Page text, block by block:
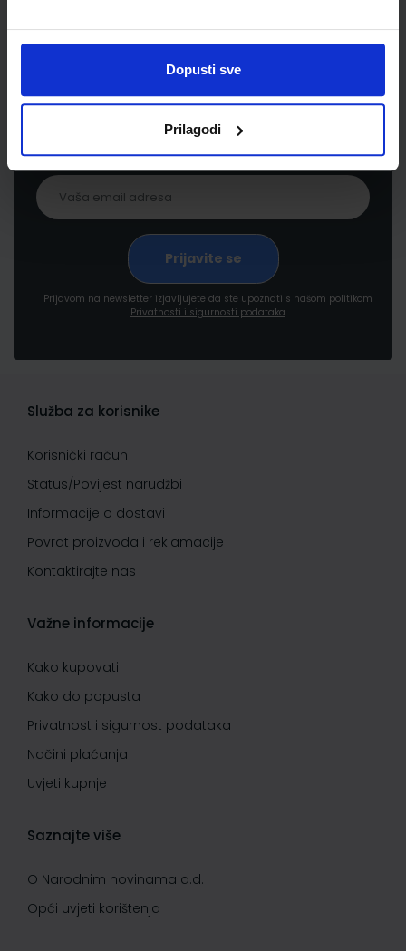
Dopusti sve
Prilagodi
Newsletter prijava
Prijavite se kako bi primali informacije o novim
proizvodima i uslugama, akcijama i drugim
pogodnostima
Prijavom na newsletter izjavljujete da ste upoznati s našom politikom
Privatnosti i sigurnosti podataka
Služba za korisnike
Korisnički račun
Status/Povijest narudžbi
Informacije o dostavi
Povrat proizvoda i reklamacije
Kontaktirajte nas
Važne informacije
Kako kupovati
Kako do popusta
Privatnost i sigurnost podataka
Načini plaćanja
Uvjeti kupnje
Saznajte više
O Narodnim novinama d.d.
Opći uvjeti korištenja